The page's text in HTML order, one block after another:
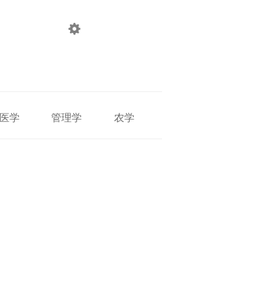

医学 管理学 农学